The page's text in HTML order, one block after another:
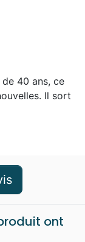
40 ans, ce
Il sort
ont